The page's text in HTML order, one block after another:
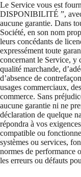
Le Service vous est
DISPONIBILITÉ ”, avec
aucune garantie. Dans
Société, en son nom
leurs concédants de
expressément toute
concernant le Service, y
qualité marchande,
d’absence de
usages commerciaux,
commerce. Sans
aucune garantie ni ne
déclaration de quelque
répondra à vos
compatible ou
systèmes ou services,
normes de performance
les erreurs ou défauts